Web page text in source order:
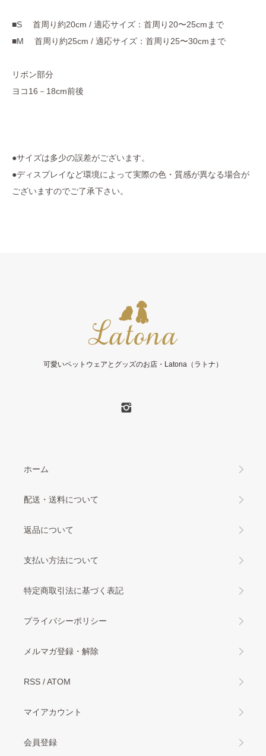
■S 首周り約20cm / 適応サイズ：首周り20〜25cmまで
■M 首周り約25cm / 適応サイズ：首周り25〜30cmまで
リボン部分
ヨコ16－18cm前後
●サイズは多少の誤差がございます。
●ディスプレイなど環境によって実際の色・質感が異なる場合が
ございますのでご了承下さい。
可愛いペットウェアとグッズのお店・Latona（ラトナ）
ホーム
配送・送料について
返品について
支払い方法について
特定商取引法に基づく表記
プライバシーポリシー
メルマガ登録・解除
RSS /ATOM
マイアカウント
会員登録